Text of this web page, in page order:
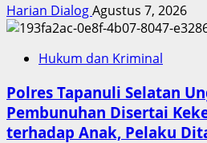
Harian DialogAgustus 7, 2026
Hukum dan Kriminal
Polres Tapanuli Selatan
Pembunuhan Disertai
terhadap Anak, Pelaku